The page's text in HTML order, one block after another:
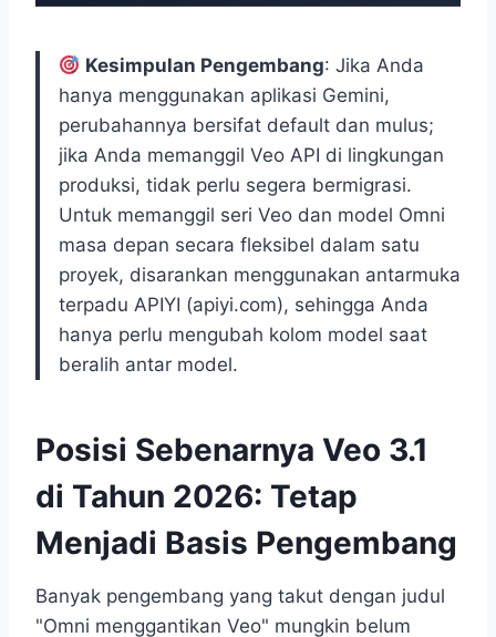
Kesimpulan Pengembang: Jika Anda
hanya menggunakan aplikasi Gemini,
perubahannya bersifat default dan mulus;
jika Anda memanggil Veo API di lingkungan
produksi, tidak perlu segera bermigrasi.
Untuk memanggil seri Veo dan model Omni
masa depan secara fleksibel dalam satu
proyek, disarankan menggunakan antarmuka
terpadu APIYI (apiyi.com), sehingga Anda
hanya perlu mengubah kolom model saat
beralih antar model.
Posisi Sebenarnya Veo 3.1
di Tahun 2026: Tetap
Menjadi Basis Pengembang
Banyak pengembang yang takut dengan judul
"Omni menggantikan Veo" mungkin belum